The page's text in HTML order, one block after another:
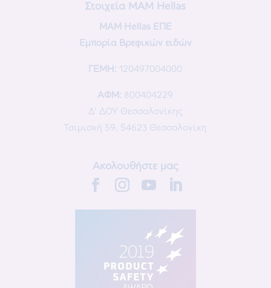
Στοιχεία ΜΑΜ Hellas
MAM Hellas ΕΠΕ
Εμπορία Βρεφικών ειδών
ΓΕΜΗ: 120497004000
ΑΦΜ: 800404229
Δ’ ΔΟΥ Θεσσαλονίκης
Τσιμισκή 59, 54623 Θεσσαλονίκη
Ακολουθήστε μας